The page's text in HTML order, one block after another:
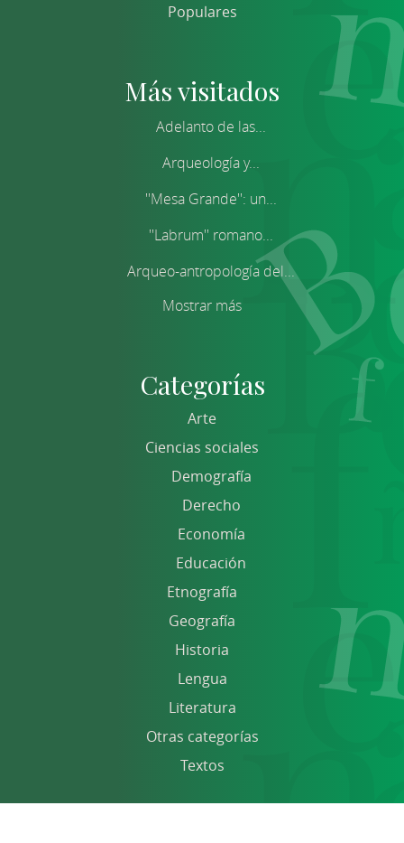
Populares
Más visitados
Adelanto de las...
Arqueología y...
''Mesa Grande'': un...
''Labrum'' romano...
Arqueo-antropología del...
Mostrar más
Categorías
Arte
Ciencias sociales
Demografía
Derecho
Economía
Educación
Etnografía
Geografía
Historia
Lengua
Literatura
Otras categorías
Textos